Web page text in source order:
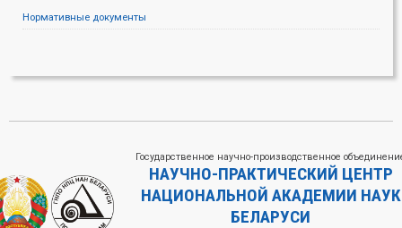
Нормативные документы
Государственное научно-производственное
НАУЧНО-ПРАКТИЧЕСКИЙ ЦЕНТР
НАЦИОНАЛЬНОЙ АКАДЕМИИ НАУК
БЕЛАРУСИ